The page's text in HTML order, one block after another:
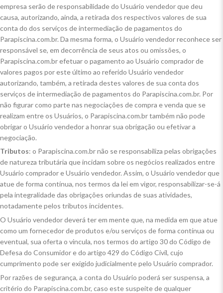
empresa serão de responsabilidade do Usuário vendedor que deu
causa, autorizando, ainda, a retirada dos respectivos valores de sua
conta do dos serviços de intermediação de pagamentos do
Parapiscina.com.br. Da mesma forma, o Usuário vendedor reconhece ser
responsável se, em decorrência de seus atos ou omissões, o
Parapiscina.com.br efetuar o pagamento ao Usuário comprador de
valores pagos por este último ao referido Usuário vendedor
autorizando, também, a retirada destes valores de sua conta dos
serviços de intermediação de pagamentos do Parapiscina.com.br. Por
não figurar como parte nas negociações de compra e venda que se
realizam entre os Usuários, o Parapiscina.com.br também não pode
obrigar o Usuário vendedor a honrar sua obrigação ou efetivar a
negociação.
Tributos: o Parapiscina.com.br não se responsabiliza pelas obrigações
de natureza tributária que incidam sobre os negócios realizados entre
Usuário comprador e Usuário vendedor. Assim, o Usuário vendedor que
atue de forma contínua, nos termos da lei em vigor, responsabilizar-se-á
pela integralidade das obrigações oriundas de suas atividades,
notadamente pelos tributos incidentes.
O Usuário vendedor deverá ter em mente que, na medida em que atue
como um fornecedor de produtos e/ou serviços de forma contínua ou
eventual, sua oferta o vincula, nos termos do artigo 30 do Código de
Defesa do Consumidor e do artigo 429 do Código Civil, cujo
cumprimento pode ser exigido judicialmente pelo Usuário comprador.
Por razões de segurança, a conta do Usuário poderá ser suspensa, a
critério do Parapiscina.com.br, caso este suspeite de qualquer